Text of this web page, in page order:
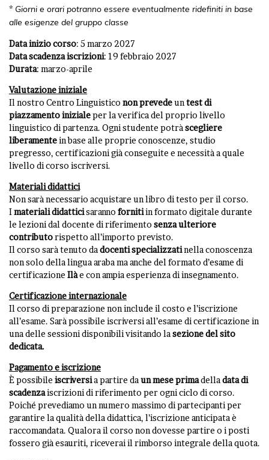
* Giorni e orari potranno essere eventualmente ridefiniti in base
alle esigenze del gruppo classe
Data inizio corso: 5 marzo 2027
Data scadenza iscrizioni: 19 febbraio 2027
Durata: marzo-aprile
Valutazione iniziale
Il nostro Centro Linguistico nonprevedeuntest di
piazzamento inizialeper la verifica del proprio livello
linguistico di partenza. Ogni studente potràscegliere
liberamentein base alle proprie conoscenze, studio
pregresso, certificazioni già conseguite e necessità a quale
livello di corso iscriversi.
Materiali didattici
Non sarà necessario acquistare un libro di testo per il corso.
Imaterialididatticisaranno fornitiin formato digitale durante
le lezioni dal docente di riferimento senza ulteriore
contributorispetto all’importo previsto.
Il corso sarà tenuto dadocenti specializzatinella conoscenza
non solo della lingua araba ma anche del formato d’esame di
certificazione Ilàe con ampia esperienza di insegnamento.
Certificazione internazionale
Il corso di preparazione non include il costo e l’iscrizione
all’esame. Sarà possibile iscriversi all’esame di certificazione in
una delle sessioni disponibili visitando lasezione del sito
dedicata.
Pagamento e iscrizione
È possibile iscriversia partire daun mese primadelladata di
scadenzaiscrizioni di riferimento per ogni ciclo di corso.
Poiché prevediamo un numero massimo di partecipanti per
garantire la qualità della didattica, l’iscrizione anticipata è
raccomandata. Qualora il corso non dovesse partire o i posti
fossero già esauriti, riceverai il rimborso integrale della quota.